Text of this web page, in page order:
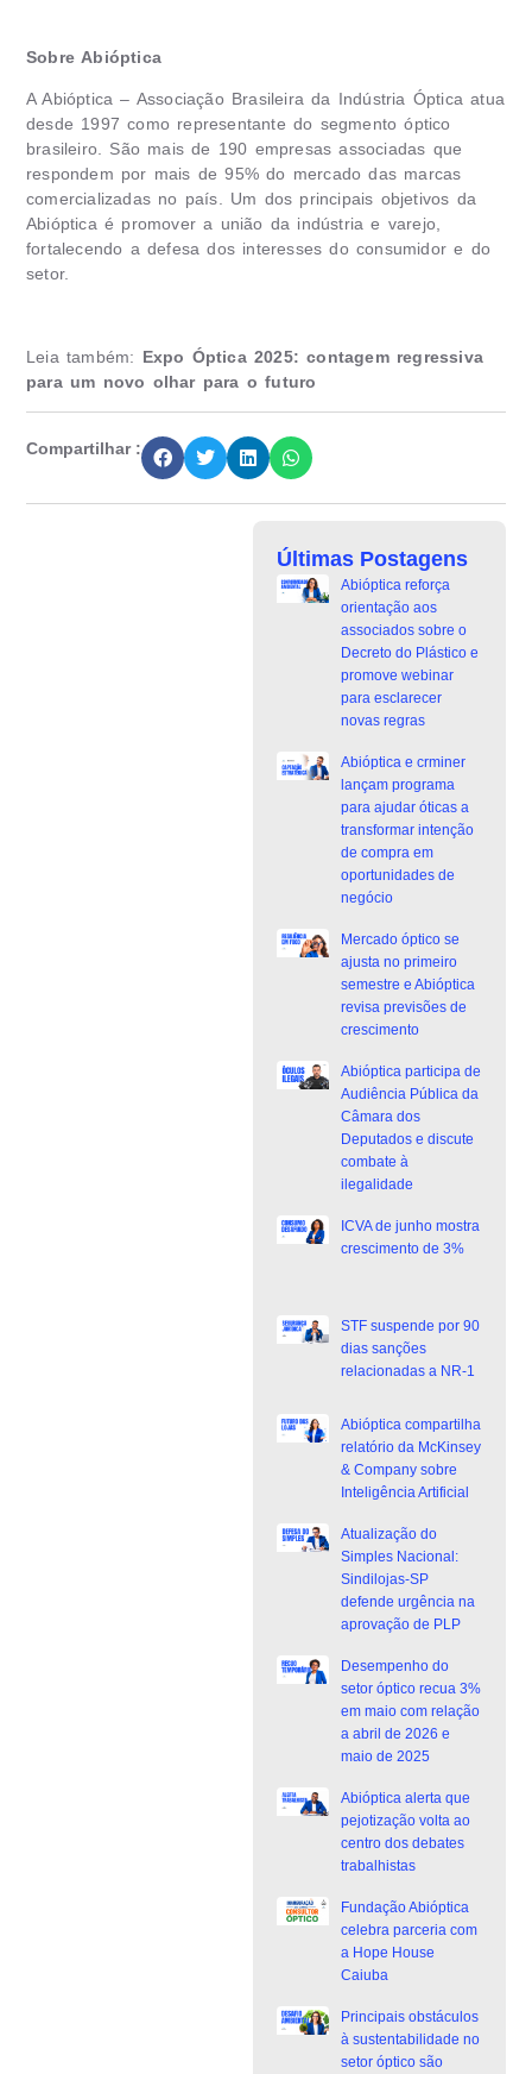
Sobre Abióptica
A Abióptica – Associação Brasileira da Indústria Óptica atua
desde 1997 como representante do segmento óptico
brasileiro. São mais de 190 empresas associadas que
respondem por mais de 95% do mercado das marcas
comercializadas no país. Um dos principais objetivos da
Abióptica é promover a união da indústria e varejo,
fortalecendo a defesa dos interesses do consumidor e do
setor.
Leia também: Expo Óptica 2025: contagem regressiva
para um novo olhar para o futuro
Compartilhar :
Últimas Postagens
Abióptica reforça
orientação aos
associados sobre o
Decreto do Plástico e
promove webinar
para esclarecer
novas regras
Abióptica e crminer
lançam programa
para ajudar óticas a
transformar intenção
de compra em
oportunidades de
negócio
Mercado óptico se
ajusta no primeiro
semestre e Abióptica
revisa previsões de
crescimento
Abióptica participa de
Audiência Pública da
Câmara dos
Deputados e discute
combate à
ilegalidade
ICVA de junho mostra
crescimento de 3%
STF suspende por 90
dias sanções
relacionadas a NR-1
Abióptica compartilha
relatório da McKinsey
& Company sobre
Inteligência Artificial
Atualização do
Simples Nacional:
Sindilojas-SP
defende urgência na
aprovação de PLP
Desempenho do
setor óptico recua 3%
em maio com relação
a abril de 2026 e
maio de 2025
Abióptica alerta que
pejotização volta ao
centro dos debates
trabalhistas
Fundação Abióptica
celebra parceria com
a Hope House
Caiuba
Principais obstáculos
à sustentabilidade no
setor óptico são